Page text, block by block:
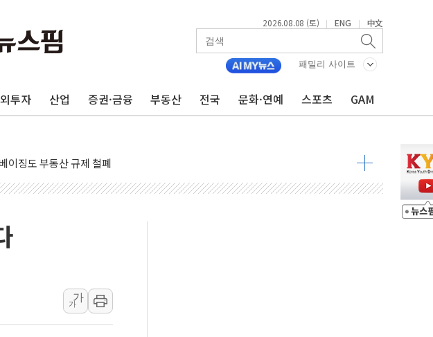
2026.08.08 (토) | ENG | 中文
패밀리 사이트
투자 산업 증권·금융 부동산 전국 문화·연예 스포츠 GAM
일까지 최대 3.5m 높은 물결
명…정부, 비상대응기구 가동
로 피서객 7명 고립…전원 구조
영…페르세우스 유성우 관측
온열질환 여부 조사
전 집중 편성…체감온도 38도 넘으면 중단
법' 전면 재검토 지시
강한 비...가뭄 해소될 듯
륙 곳곳 소나기
주당 스스로 원칙 뒤집는 것"
가
가